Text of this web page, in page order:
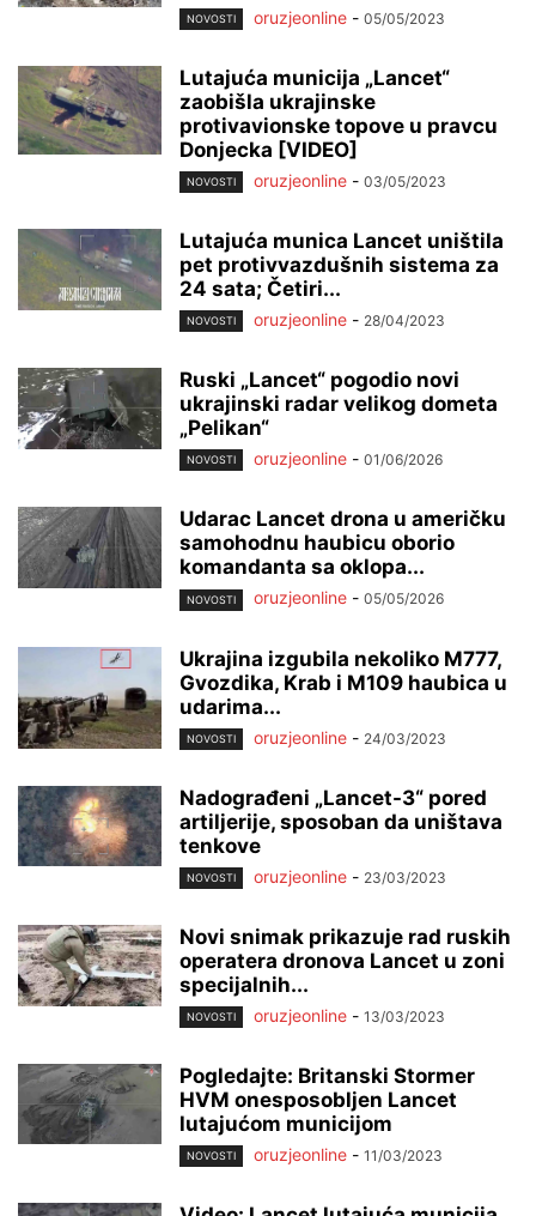
NOVOSTI oruzjeonline - 05/05/2023
Lutajuća municija „Lancet“
zaobišla ukrajinske
protivavionske topove u pravcu
Donjecka [VIDEO]
NOVOSTI oruzjeonline - 03/05/2023
Lutajuća munica Lancet uništila
pet protivvazdušnih sistema za
24 sata; Četiri...
NOVOSTI oruzjeonline - 28/04/2023
Ruski „Lancet“ pogodio novi
ukrajinski radar velikog dometa
„Pelikan“
NOVOSTI oruzjeonline - 01/06/2026
Udarac Lancet drona u američku
samohodnu haubicu oborio
komandanta sa oklopa...
NOVOSTI oruzjeonline - 05/05/2026
Ukrajina izgubila nekoliko M777,
Gvozdika, Krab i M109 haubica u
udarima...
NOVOSTI oruzjeonline - 24/03/2023
Nadograđeni „Lancet-3“ pored
artiljerije, sposoban da uništava
tenkove
NOVOSTI oruzjeonline - 23/03/2023
Novi snimak prikazuje rad ruskih
operatera dronova Lancet u zoni
specijalnih...
NOVOSTI oruzjeonline - 13/03/2023
Pogledajte: Britanski Stormer
HVM onesposobljen Lancet
lutajućom municijom
NOVOSTI oruzjeonline - 11/03/2023